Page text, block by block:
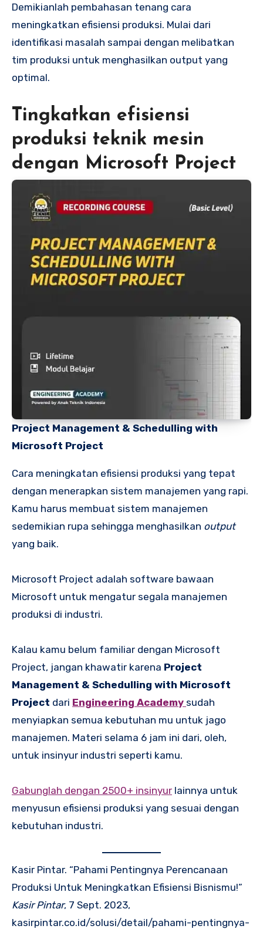
Demikianlah pembahasan tenang cara
meningkatkan efisiensi produksi. Mulai dari
identifikasi masalah sampai dengan melibatkan
tim produksi untuk menghasilkan output yang
optimal.
Tingkatkan efisiensi
produksi teknik mesin
dengan Microsoft Project
Project Management & Schedulling with
Microsoft Project
Cara meningkatan efisiensi produksi yang tepat
dengan menerapkan sistem manajemen yang rapi.
Kamu harus membuat sistem manajemen
sedemikian rupa sehingga menghasilkan output
yang baik.
Microsoft Project adalah software bawaan
Microsoft untuk mengatur segala manajemen
produksi di industri.
Kalau kamu belum familiar dengan Microsoft
Project, jangan khawatir karena Project
Management & Schedulling with Microsoft
Project dari Engineering Academy sudah
menyiapkan semua kebutuhan mu untuk jago
manajemen. Materi selama 6 jam ini dari, oleh,
untuk insinyur industri seperti kamu.
Gabunglah dengan 2500+ insinyur lainnya untuk
menyusun efisiensi produksi yang sesuai dengan
kebutuhan industri.
Kasir Pintar. “Pahami Pentingnya Perencanaan
Produksi Untuk Meningkatkan Efisiensi Bisnismu!”
Kasir Pintar, 7 Sept. 2023,
kasirpintar.co.id/solusi/detail/pahami-pentingnya-